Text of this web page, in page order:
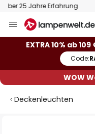
Inhalt
springen
EXTRA 10% ab
Code:
WOW
Deckenleuchten